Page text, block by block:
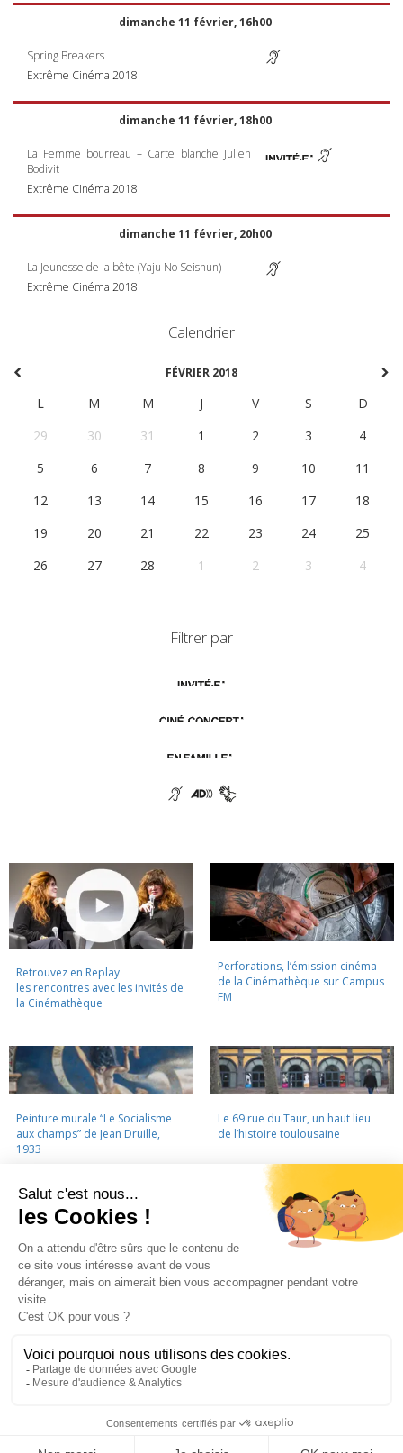
dimanche 11 février, 16h00
Spring Breakers
Extrême Cinéma 2018
dimanche 11 février, 18h00
La Femme bourreau – Carte blanche Julien
Bodivit
Extrême Cinéma 2018
dimanche 11 février, 20h00
La Jeunesse de la bête (Yaju No Seishun)
Extrême Cinéma 2018
Calendrier
FÉVRIER 2018
L M M J V S
D
29
30 31 1 2 3
4
5
6 7 8 9 10
11
12
13 14 15 16 17
18
19
20 21 22 23 24
25
26
27 28 1 2 3 4
Filtrer par
Retrouvez en Replay
les rencontres avec les invités de
la Cinémathèque
Perforations, l’émission cinéma
de la Cinémathèque sur Campus
FM
Peinture murale “Le Socialisme
aux champs” de Jean Druille,
1933
Le 69 rue du Taur, un haut lieu
de l’histoire toulousaine
LA CINÉMATHÈQUE · CONTACTS · LETTRE D'INFORMATION ·
PARTENAIRES
MENTIONS LÉGALES
La Cinémathèque de Toulouse
La Cinémathèque de Toulouse © 2015. Tous droits réservés.